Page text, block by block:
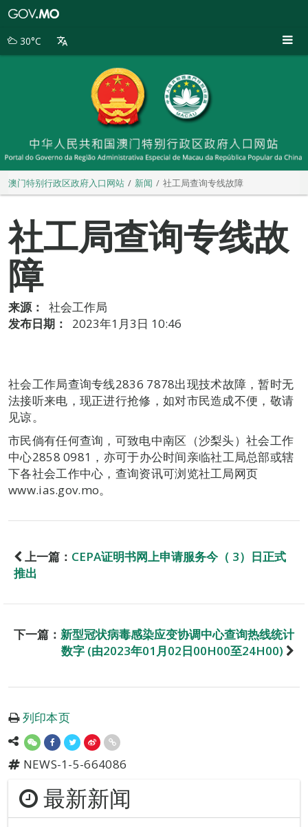
别
30°C
澳门特别行政区政府入口网站 新闻 社工局查询专线故障
社工局查询专线故
障
来源：
社会工作局
发布日期：
2023年1月3日 10:46
社会工作局查询专线2836 7878出现技术故障，暂时无
法接听来电，现正进行抢修，如对市民造成不便，敬请
见谅。
市民倘有任何查询，可致电中南区（沙梨头）社会工作
中心2858 0981，亦可于办公时间亲临社工局总部或辖
下各社会工作中心，查询资讯可浏览社工局网页
www.ias.gov.mo。
上一篇： CEPA证明书网上申请服务今（ 3）日正式
推出
下一篇： 新型冠状病毒感染应变协调中心查询热线统计
数字 (由2023年01月02日00H00至24H00)
列印本页
NEWS-1-5-664086
最新新闻